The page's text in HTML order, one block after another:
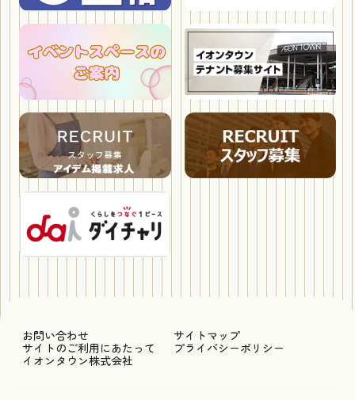
お問い合わせ
サイトマップ
サイトのご利用にあたって
プライバシーポリシー
イオンタウン株式会社